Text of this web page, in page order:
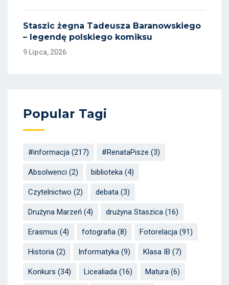
Staszic żegna Tadeusza Baranowskiego
– legendę polskiego komiksu
9 Lipca, 2026
Popular Tagi
#informacja (217) #RenataPisze (3)
Absolwenci (2) biblioteka (4)
Czytelnictwo (2) debata (3)
Drużyna Marzeń (4) drużyna Staszica (16)
Erasmus (4) fotografia (8) Fotorelacja (91)
Historia (2) Informatyka (9) Klasa IB (7)
Konkurs (34) Licealiada (16) Matura (6)